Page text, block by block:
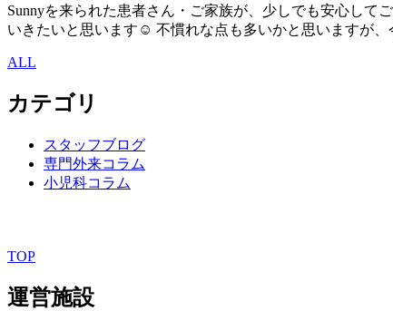
Sunnyを来られた患者さん・ご家族が、少しでも安心して
いきたいと思います☺︎ 不慣れな点も多いかと思いますが、
ALL
カテゴリ
スタッフブログ
専門外来コラム
小児科コラム
TOP
運営施設